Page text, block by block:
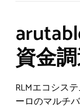
資金
RLMエコシス
ーロのマルチ